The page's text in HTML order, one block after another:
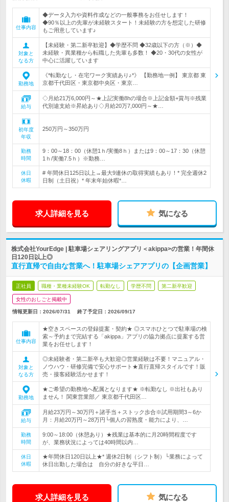
仕事内容
◆データ入力や資料作成などの一般事務をお任せします！
◆90％以上の先輩が未経験スタート！未経験の方を想定した研修
もご用意しています♪
対象と
なる方
【未経験・第二新卒歓迎】◆学歴不問 ◆32歳以下の方（※）◆
未経験・異業種から転職した先輩も多数！ ◆20・30代の女性が
中心に活躍しています
勤務地
《*転勤なし・在宅ワーク実績あり♪*》 【勤務地一例】 東京都 東
京都千代田区・東京都中央区・東京…
給与
◇月給21万6,000円～★上記実働8hの場合※上記金額+賞与※残業
代別途支給※昇給あり◇月給20万7,000円～★…
初年度
年収
250万円～350万円
勤務
時間
9：00～18：00（休憩1ｈ/実働8ｈ）または9：00～17：30（休憩
1ｈ/実働7.5ｈ）※勤務…
休日
休暇
# 年間休日125日以上→最大9連休の取得実績もあり！* 完全週休2
日制（土日祝）* 年末年始休暇*…
求人詳細を見る 気になる
株式会社YourEdge | 駐車場シェアリングアプリ＜akippa>の営業！年間休
日120日以上◎
直行直帰で自由な営業へ！駐車場シェアアプリの【企画営業】
正社員 職種・業種未経験OK 転勤なし 学歴不問 第二新卒歓迎
女性のおしごと掲載中
情報更新日：2026/07/31 終了予定日： 2026/09/17
仕事内容
★空きスペースの登録提案・契約★ ◎スマホひとつで駐車場の検
索～予約まで完結する「akippa」アプリの協力拠点に提案する営
業をお任せします！
対象と
なる方
◎未経験者・第二新卒も大歓迎◎営業経験は不要！マニュアル・
ノウハウ・研修完備で安心サポート★直行直帰スタイルです！販
売・接客経験活かせます！
勤務地
★ご希望の勤務地へ配属となります★ ※転勤なし ※出社もあり
ません！ 関東営業部／ 東京都千代田区…
給与
月給23万円～30万円＋諸手当＋ストック歩合※試用期間3～6か
月：月給20万円～28万円└個人の習熟度・能力により、…
勤務
時間
9:00～18:00（休憩あり）★残業は基本的に月20時間程度です
が、業務状況によっては40時間以内…
休日
休暇
★年間休日120日以上★* 週休2日制（シフト制）└業務によって
休日出勤した場合は 自分の好きな平日…
求人詳細を見る 気になる